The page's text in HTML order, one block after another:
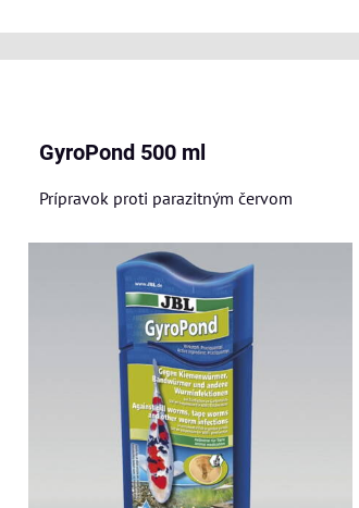
GyroPond 500 ml
Prípravok proti parazitným červom